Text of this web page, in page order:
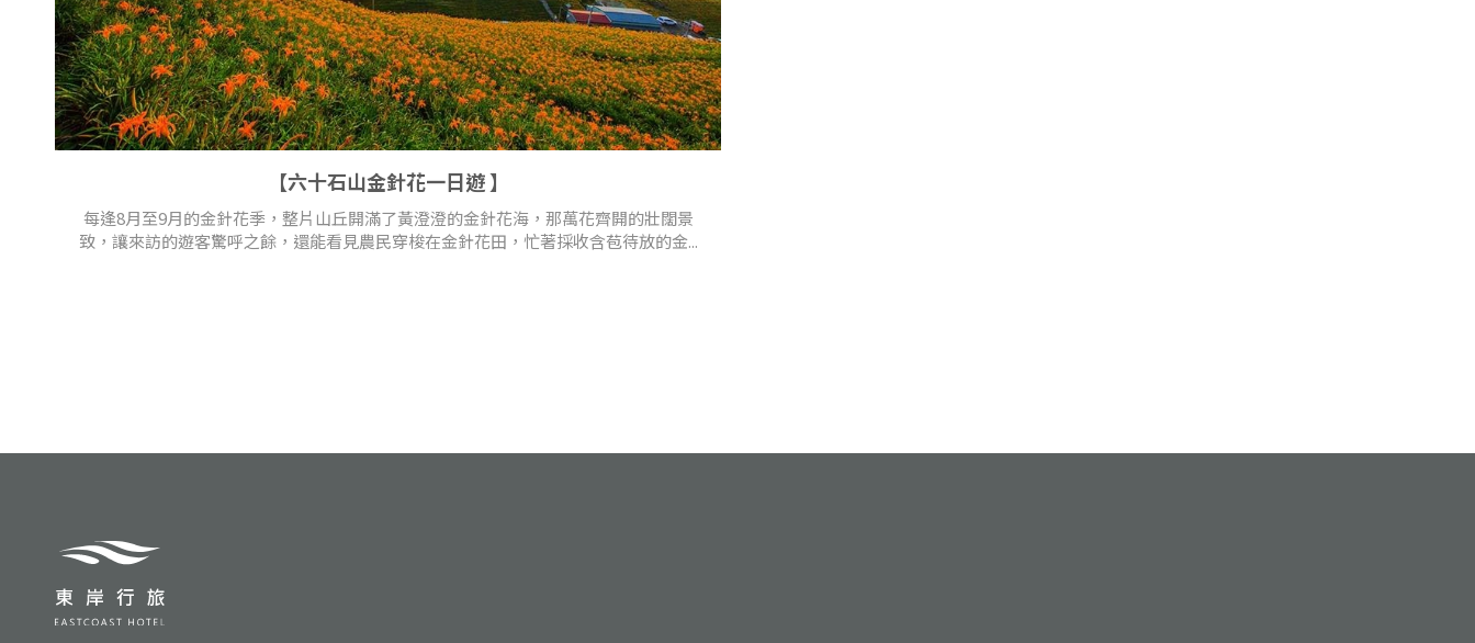
【六十石山金針花一日遊 】
每逢8月至9月的金針花季，整片山丘開滿了黃澄澄的金針花海，那萬花齊開的壯闊景
致，讓來訪的遊客驚呼之餘，還能看見農民穿梭在金針花田，忙著採收含苞待放的金...